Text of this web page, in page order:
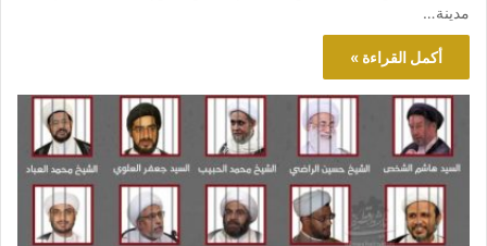
مدينة…
أكمل القراءة »